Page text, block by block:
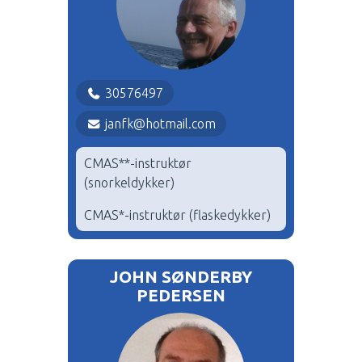
30576497
janfk@hotmail.com
CMAS**-instruktør
(snorkeldykker)
CMAS*-instruktør (flaskedykker)
JOHN SØNDERBY
PEDERSEN